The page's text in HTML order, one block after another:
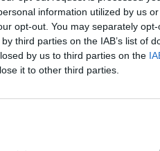
information utilized by us
opt-out. You may separately
third parties on the IAB’s list of
by us to third parties on the
it to other third parties.
dentro
elII Ciclo
gala de entrega
(CICA
cultural y
una de las